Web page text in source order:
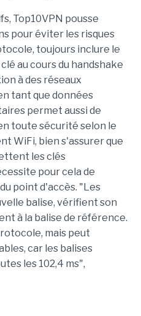
Top10VPN pousse
pour éviter les risques
toujours inclure le
au cours du handshake
à des réseaux
tant que données
permet aussi de
toute sécurité selon le
WiFi, bien s'assurer que
les clés
pour cela de
point d'accès. "Les
balise, vérifient son
à la balise de référence.
mais peut
car les balises
les 102,4 ms",